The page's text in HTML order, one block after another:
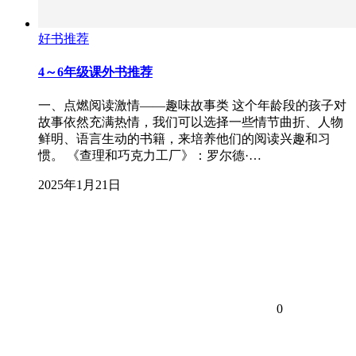
好书推荐
4～6年级课外书推荐
一、点燃阅读激情——趣味故事类 这个年龄段的孩子对
故事依然充满热情，我们可以选择一些情节曲折、人物
鲜明、语言生动的书籍，来培养他们的阅读兴趣和习
惯。 《查理和巧克力工厂》：罗尔德·…
2025年1月21日
0